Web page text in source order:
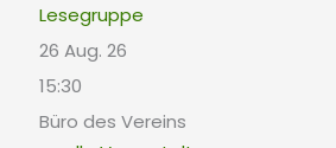
Lesegruppe
26 Aug. 26
15:30
Büro des Vereins